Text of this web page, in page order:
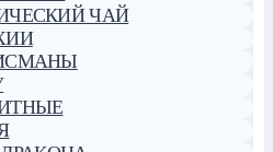
ЧАЙ